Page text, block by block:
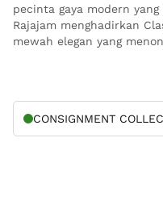
pecinta gaya modern
Rajajam menghadirkan
mewah elegan yang
CONSIGNMENT